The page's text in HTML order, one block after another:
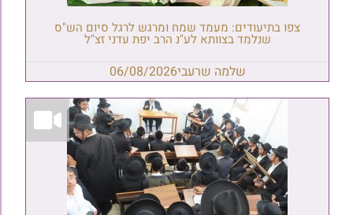
צפו בתיעודים: מעמד שמח ומרגש לרגל סיום הש"ס
שנלמד בצוותא לע"נ הרב יפת עדני זצ"ל
שלמה שרעבי06/08/2026